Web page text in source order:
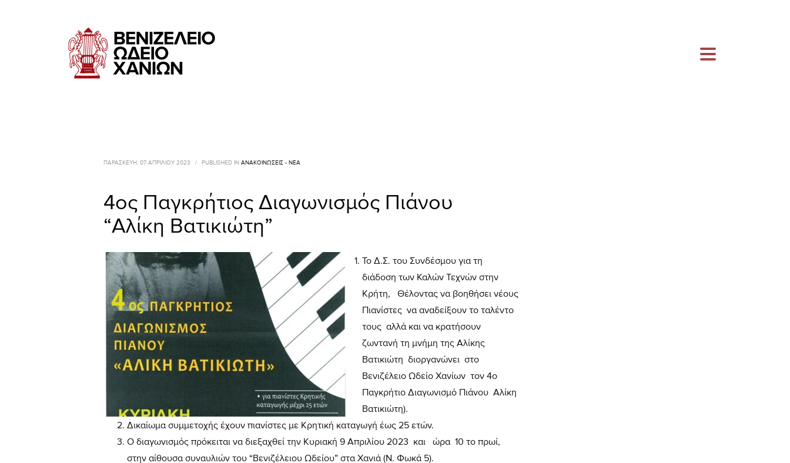
ΠΑΡΑΣΚΕΥΉ, 07 ΑΠΡΙΛΊΟΥ 2023 / PUBLISHED IN ΑΝΑΚΟΙΝΏΣΕΙΣ - ΝΈΑ
4ος Παγκρήτιος Διαγωνισμός Πιάνου
“Αλίκη Βατικιώτη”
Το Δ.Σ. του Συνδέσμου για τη
διάδοση των Καλών Τεχνών στην
Κρήτη, Θέλοντας να βοηθήσει νέους
Πιανίστες να αναδείξουν το ταλέντο
τους αλλά και να κρατήσουν
ζωντανή τη μνήμη της Αλίκης
Βατικιώτη διοργανώνει στο
Βενιζέλειο Ωδείο Χανίων τον 4ο
Παγκρήτιο Διαγωνισμό Πιάνου Αλίκη
Βατικιώτη).
Δικαίωμα συμμετοχής έχουν πιανίστες με Κρητική καταγωγή έως 25 ετών.
Ο διαγωνισμός πρόκειται να διεξαχθεί την Κυριακή 9 Απριλίου 2023 και ώρα 10 το πρωί,
στην αίθουσα συναυλιών του “Βενιζέλειου Ωδείου” στα Χανιά (Ν. Φωκά 5).